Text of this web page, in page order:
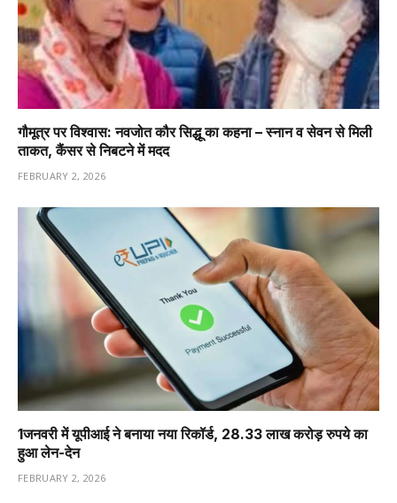
गौमूत्र पर विश्वास: नवजोत कौर सिद्धू का कहना – स्नान व सेवन से मिली
ताकत, कैंसर से निबटने में मदद
FEBRUARY 2, 2026
1️जनवरी में यूपीआई ने बनाया नया रिकॉर्ड, 28.33 लाख करोड़ रुपये का
हुआ लेन-देन
FEBRUARY 2, 2026